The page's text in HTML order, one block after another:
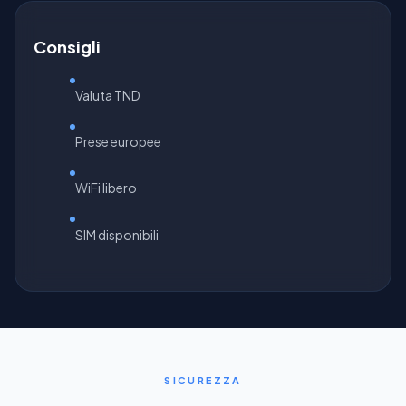
Consigli
Valuta TND
Prese europee
WiFi libero
SIM disponibili
SICUREZZA